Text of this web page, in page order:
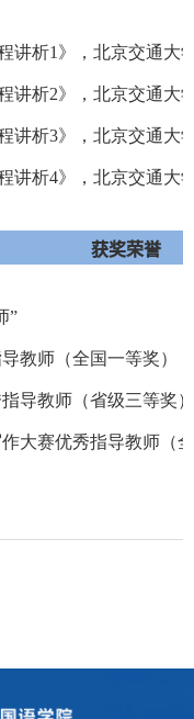
讲析1》，北京交通大
讲析2》，北京交通大
讲析3》，北京交通大
讲析4》，北京交通大
获奖荣誉
”
教师（全国一等奖）
导教师（省级三等奖）
大赛优秀指导教师（